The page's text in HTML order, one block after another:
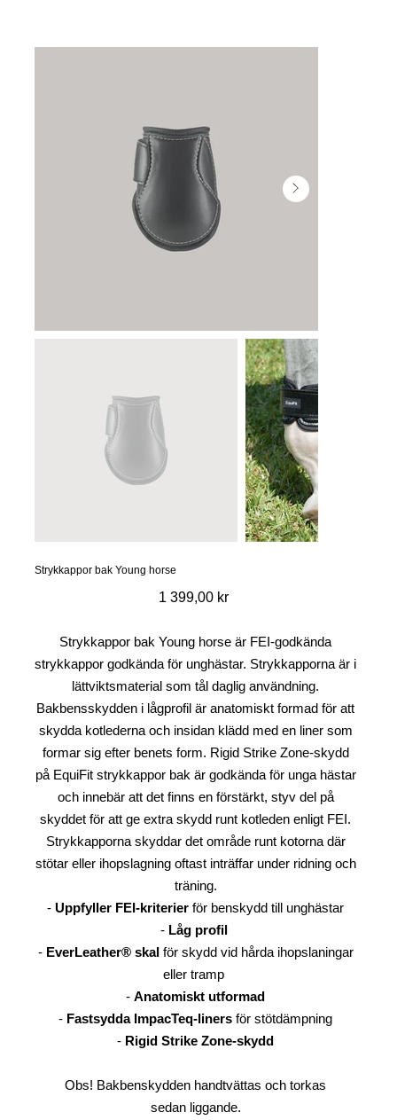
Strykkappor bak Young horse
Pris
1 399,00 kr
Strykkappor bak Young horse är FEI-godkända
strykkappor godkända för unghästar. Strykkapporna är i
lättviktsmaterial som tål daglig användning.
Bakbensskydden i lågprofil är anatomiskt formad för att
skydda kotlederna och insidan klädd med en liner som
formar sig efter benets form. Rigid Strike Zone-skydd
på EquiFit strykkappor bak är godkända för unga hästar
och innebär att det finns en förstärkt, styv del på
skyddet för att ge extra skydd runt kotleden enligt FEI.
Strykkapporna skyddar det område runt kotorna där
stötar eller ihopslagning oftast inträffar under ridning och
träning.
-Uppfyller FEI-kriterier för benskydd till unghästar
- Låg profil
- EverLeather® skalför skydd vid hårda ihopslaningar
eller tramp
-Anatomiskt utformad
- Fastsydda ImpacTeq-liners för stötdämpning
- Rigid Strike Zone-skydd
Obs! Bakbenskydden handtvättas och torkas
sedan liggande.